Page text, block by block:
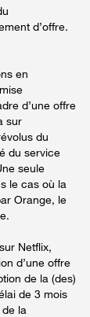
d’offre.
en
d’une offre
sur
du
du service
seule
le cas où la
Orange, le
Netflix,
d’une offre
de la (des)
de 3 mois
la